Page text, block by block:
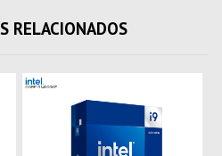
RELACIONADOS